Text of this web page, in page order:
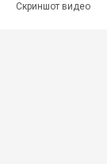
Скриншот видео